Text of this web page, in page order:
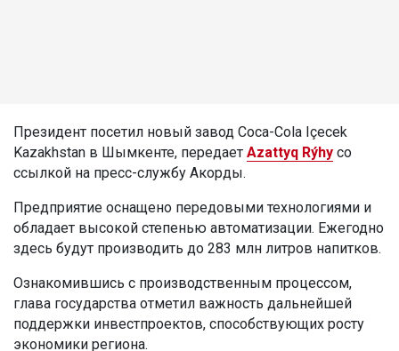
Президент посетил новый завод Coca-Cola Içecek
Kazakhstan в Шымкенте, передает Azattyq Rýhy со
ссылкой на пресс-службу Акорды.
Предприятие оснащено передовыми технологиями и
обладает высокой степенью автоматизации. Ежегодно
здесь будут производить до 283 млн литров напитков.
Ознакомившись с производственным процессом,
глава государства отметил важность дальнейшей
поддержки инвестпроектов, способствующих росту
экономики региона.